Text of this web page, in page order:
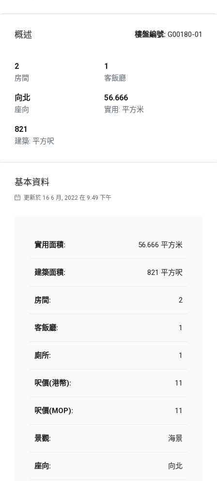
概述 樓盤編號: G00180-01
2
房間
1
客飯廳
向北
座向
56.666
平方米
821
平方呎
基本資料
更新於 16 6 月, 2022 在 9:49 下午
實用面積: 56.666 平方米
建築面積: 821 平方呎
房間: 2
客飯廳: 1
廁所: 1
呎價(港幣): 11
呎價(MOP): 11
景觀: 海景
座向: 向北